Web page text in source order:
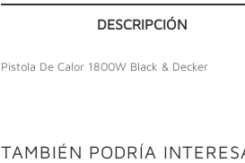
DESCRIPCIÓN
Pistola De Calor 1800W Black & Decker
TAMBIÉN PODRÍA